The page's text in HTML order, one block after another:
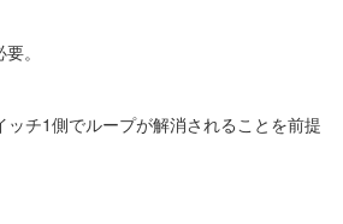
。
チ1側でループが解消されることを前提